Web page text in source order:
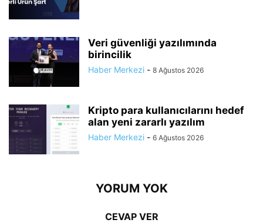
Veri güvenliği yazılımında
birincilik
Haber Merkezi - 8 Ağustos 2026
Kripto para kullanıcılarını hedef
alan yeni zararlı yazılım
Haber Merkezi - 6 Ağustos 2026
YORUM YOK
CEVAP VER